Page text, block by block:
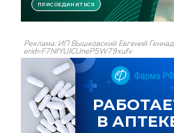
Реклама: ИП Вышковский Евгений
erid=F7NfYUJCUneP5W79xufv